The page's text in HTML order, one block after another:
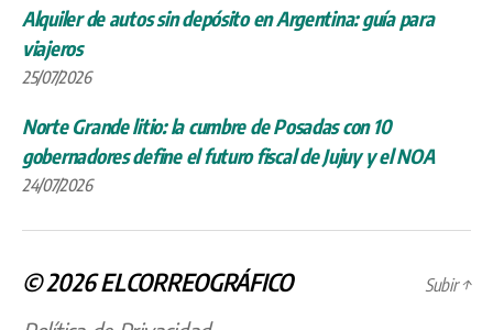
Alquiler de autos sin depósito en Argentina: guía para
viajeros
25/07/2026
Norte Grande litio: la cumbre de Posadas con 10
gobernadores define el futuro fiscal de Jujuy y el NOA
24/07/2026
© 2026ELCORREOGRÁFICO
Subir↑